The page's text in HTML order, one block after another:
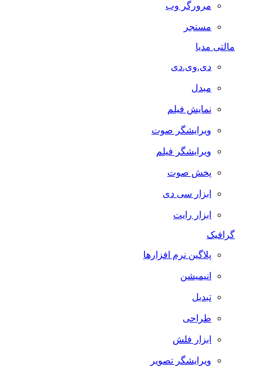
مرورگر وب
مسنجر
مالتی مدیا
دی.وی.دی
مبدل
نمایش فیلم
ویرایشگر صوت
ویرایشگر فیلم
پخش صوت
ابزار سی دی
ابزار رایت
گرافیک
پلاگین نرم افزارها
انیمیشن
تبدیل
طراحی
ابزار فلش
ویرایشگر تصویر